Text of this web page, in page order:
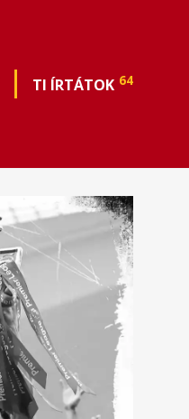
TI ÍRTÁTOK 64